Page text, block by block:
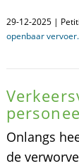
29-12-2025 |
openbaar vervoer.
Onlangs
de